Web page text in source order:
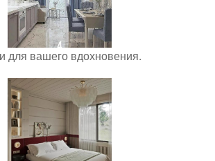
для вашего вдохновения.